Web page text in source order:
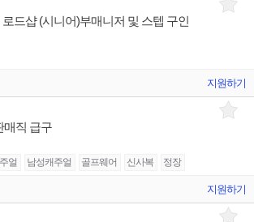
로드샵 (시니어)부매니저 및 스텝 구인
지원하기
매직 급구
얼 남성캐주얼 골프웨어 신사복 정장
지원하기